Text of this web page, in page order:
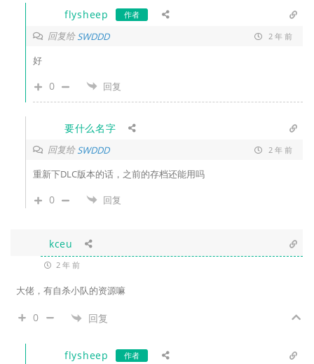
flysheep 作者
回复给SWDDD 2 年 前
好
0 回复
要什么名字
回复给SWDDD 2 年 前
重新下DLC版本的话，之前的存档还能用吗
0 回复
kceu
2 年 前
大佬，有自杀小队的资源嘛
0 回复
flysheep 作者